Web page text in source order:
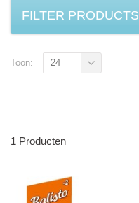
FILTER PRODUCTS
Toon: 24
1 Producten